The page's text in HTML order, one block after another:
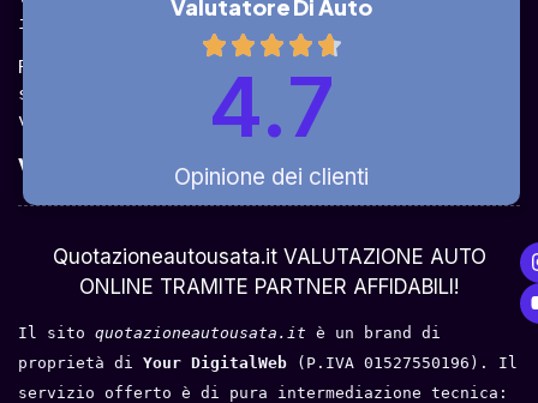
istanti.
Ricevi la quotazione dai vari partner e potrai
sceglierla come venderla in modo sicuro,
veloce e rapido!
Valuta Per Modello
Valutatore Di Auto
Opinione dei clienti
4.7
Quotazioneautousata.it VALUTAZIONE AUTO
ONLINE TRAMITE PARTNER AFFIDABILI!
Il sito quotazioneautousata.it è un brand di
proprietà di Your DigitalWeb
(P.IVA 01527550196). Il
servizio offerto è di pura intermediazione tecnica: